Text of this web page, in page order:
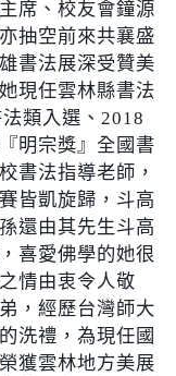
席、校友會鐘源
抽空前來共襄盛
書法展深受贊美
現任雲林縣書法
類入選、 2018
明宗獎』全國書
書法指導老師，
皆凱旋歸，斗高
還由其先生斗高
喜愛佛學的她很
情由衷令人敬
，經歷台灣師大
洗禮，為現任國
獲雲林地方美展